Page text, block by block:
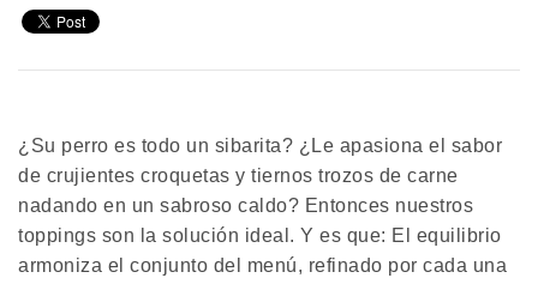
¿Su perro es todo un sibarita? ¿Le apasiona el sabor
de crujientes croquetas y tiernos trozos de carne
nadando en un sabroso caldo? Entonces nuestros
toppings son la solución ideal. Y es que: El equilibrio
armoniza el conjunto del menú, refinado por cada una